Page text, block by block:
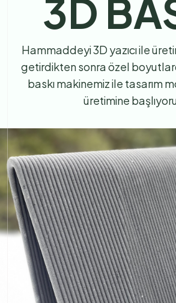
3D
Hammaddeyi 3D yazıcı ile
getirdikten sonra özel
baskı makinemiz ile tasarım
üretimine